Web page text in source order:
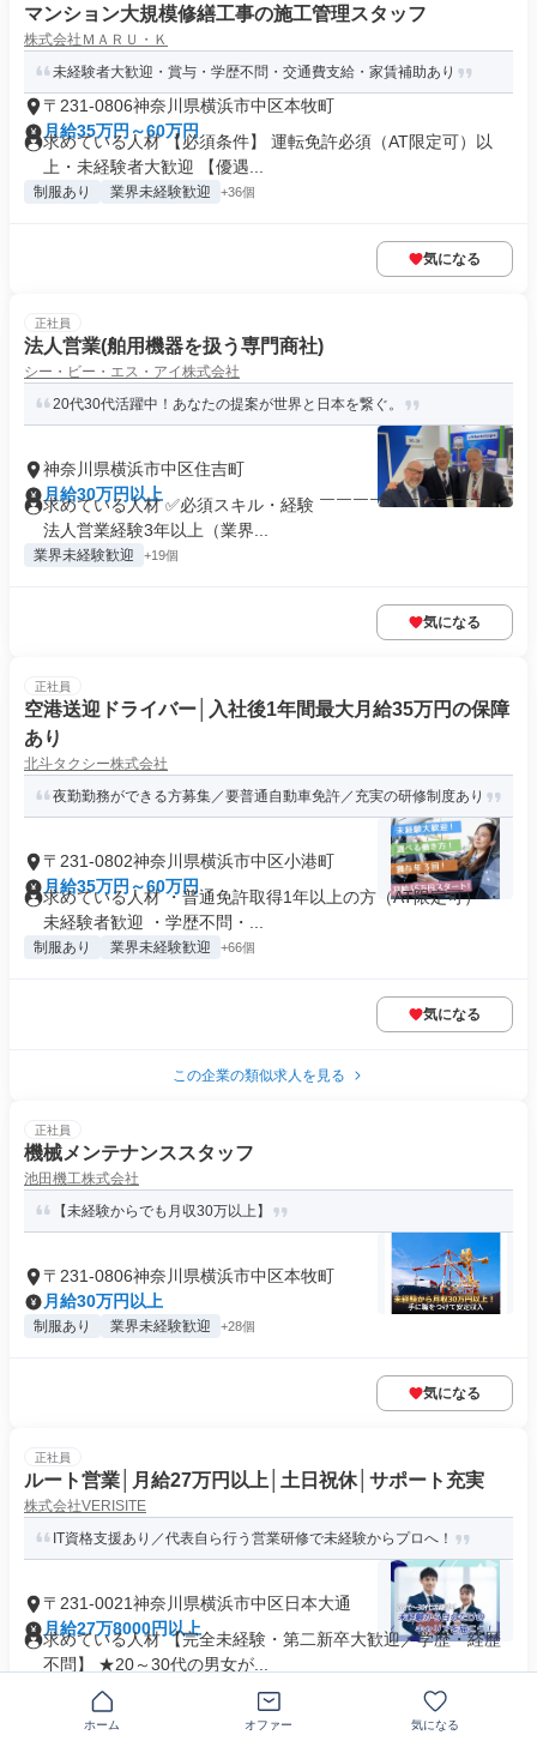
マンション大規模修繕工事の施工管理スタッフ
株式会社ＭＡＲＵ・Ｋ
未経験者大歓迎・賞与・学歴不問・交通費支給・家賃補助あり
〒231-0806神奈川県横浜市中区本牧町
月給35万円～60万円
求めている人材 【必須条件】 運転免許必須（AT限定可）以
上・未経験者大歓迎 【優遇...
制服あり 業界未経験歓迎 +36個
気になる
正社員
法人営業(舶用機器を扱う専門商社)
シー・ビー・エス・アイ株式会社
20代30代活躍中！あなたの提案が世界と日本を繋ぐ。
神奈川県横浜市中区住吉町
月給30万円以上
求めている人材 ✅必須スキル・経験 ￣￣￣￣￣￣￣￣￣￣ •
法人営業経験3年以上（業界...
業界未経験歓迎 +19個
気になる
正社員
空港送迎ドライバー│入社後1年間最大月給35万円の保障
あり
北斗タクシー株式会社
夜勤勤務ができる方募集／要普通自動車免許／充実の研修制度あり
〒231-0802神奈川県横浜市中区小港町
月給35万円～60万円
求めている人材 ・普通免許取得1年以上の方（AT限定可） ・
未経験者歓迎 ・学歴不問・...
制服あり 業界未経験歓迎 +66個
気になる
この企業の類似求人を見る
正社員
機械メンテナンススタッフ
池田機工株式会社
【未経験からでも月収30万以上】
〒231-0806神奈川県横浜市中区本牧町
月給30万円以上
制服あり 業界未経験歓迎 +28個
気になる
正社員
ルート営業│月給27万円以上│土日祝休│サポート充実
株式会社VERISITE
IT資格支援あり／代表自ら行う営業研修で未経験からプロへ！
〒231-0021神奈川県横浜市中区日本大通
月給27万8000円以上
求めている人材 【完全未経験・第二新卒大歓迎／学歴・経歴
不問】 ★20～30代の男女が...
業界未経験歓迎
ホーム オファー 気になる